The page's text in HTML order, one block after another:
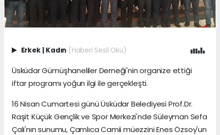
Erkek | Kadın (Haberi Sesli Oku)
Üsküdar Gümüşhaneliler Derneği'nin organize ettiği
iftar programı yoğun ilgi ile gerçekleşti.
16 Nisan Cumartesi günü Üsküdar Belediyesi Prof.Dr.
Raşit Küçük Gençlik ve Spor Merkezi'nde Süleyman Sefa
Çalı'nın sunumu, Çamlıca Camii müezzini Enes Özsoy'un